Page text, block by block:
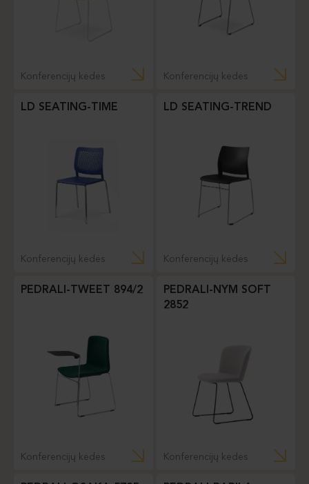
Konferencijų kėdės Konferencijų kėdės
LD SEATING-TIME
Konferencijų kėdės
LD SEATING-TREND
Konferencijų kėdės
PEDRALI-TWEET 894/2
Konferencijų kėdės
PEDRALI-NYM SOFT
2852
Konferencijų kėdės